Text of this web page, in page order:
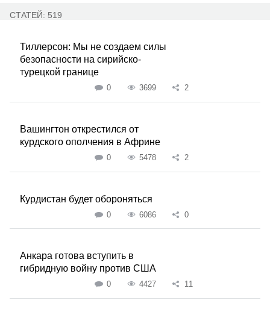
СТАТЕЙ: 519
Тиллерсон: Мы не создаем силы
безопасности на сирийско-
турецкой границе
0 3699 2
Вашингтон открестился от
курдского ополчения в Африне
0 5478 2
Курдистан будет обороняться
0 6086 0
Анкара готова вступить в
гибридную войну против США
0 4427 11